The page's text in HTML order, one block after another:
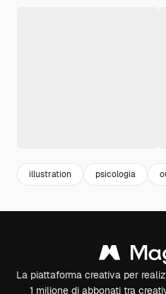
illustration psicologia
La piattaforma creativa per
1 milione di abbonati tra